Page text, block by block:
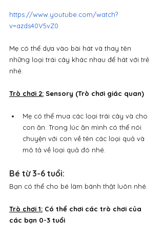
https://www.youtube.com/watch?
v=azds40V5vZ0
Mẹ có thể dựa vào bài hát và thay tên
những loại trái cây khác nhau để hát với trẻ
nhé.
Trò chơi 2: Sensory (Trò chơi giác quan)
Mẹ có thể mua các loại trái cây và cho
con ăn. Trong lúc ăn mình có thể nói
chuyện với con về tên các loại quả và
mô tả về loại quả đó nhé.
Bé từ 3-6 tuổi:
Bạn có thể cho bé làm bánh thật luôn nhé.
Trò chơi 1: Có thể chơi các trò chơi của
các bạn 0-3 tuổi